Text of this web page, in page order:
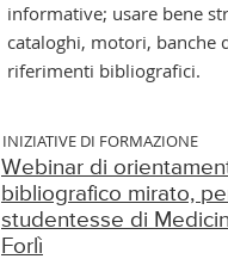
informative; usare bene
cataloghi, motori, banche
riferimenti bibliografici.
INIZIATIVE DI FORMAZIONE
Webinar di
bibliografico mirato,
studentesse di
Forlì